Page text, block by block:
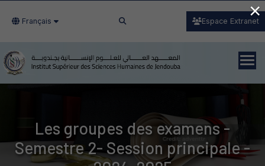
Français Espace Extranet
Les groupes des examens -
Semestre 2- Session principale -
×